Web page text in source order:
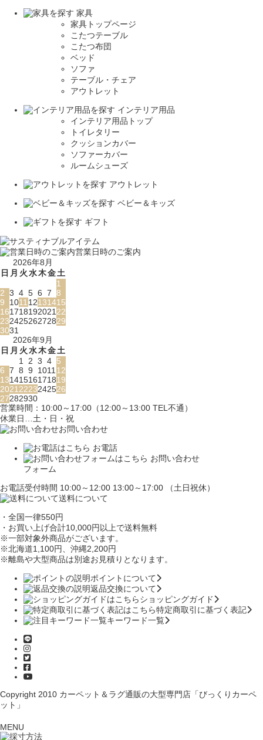
家具
家具トップページ
こたつテーブル
こたつ布団
ベッド
ソファ
テーブル・チェア
アウトレット
インテリア用品
インテリア用品トップ
トイレタリー
クッションカバー
ソファーカバー
ルームシューズ
アウトレット
ベビー＆キッズ
ギフト
営業日時のご案内
2026年8月
日 月 火水木金土
1
2 3 4 5 6 7 8
9
101112131415
16171819202122
23242526272829
3031
2026年9月
日 月 火水木金土
1 2 3 4 5
6 7 8 9 101112
13141516171819
20212223242526
27282930
営業時間：10:00～17:00（12:00～13:00 TEL不通）
休業日…土・日・祝
お問い合わせ
お電話
お問い合わせ
フォーム
お電話受付時間 10:00～12:00 13:00～17:00 （土日祝休）
送料について
・全国一律550円
・お買い上げ合計10,000円 以上で送料無料
※一部対象外商品がございます。
※北海道1,100円、沖縄2,200円
※離島や大型商品は別途お見積りとなります。
ポイントについて
返品交換について
ショッピングガイド
特定商取引に基づく表記
キーワード一覧
Copyright 2010 カーペット＆ラグ通販の大型専門店「びっくりカーペ
ット」
MENU